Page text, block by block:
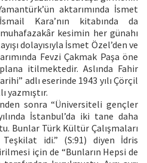
aktarımında İsmet
Kara’nın kitabında da
kesimin her günahı
dolayısıyla İsmet Özel’den ve
Fevzi Çakmak Paşa öne
itilmektedir. Aslında Fahir
adlı eserinde 1943 yılı Çörçil
yazmıştır.
sonra “Üniversiteli gençler
İstanbul’da iki tane daha
Bunlar Türk Kültür Çalışmaları
idi.” (S:91) diyen İdris
için de “Bunların Hepsi de